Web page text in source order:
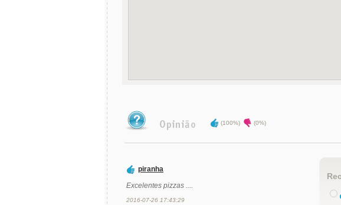
(100%) (0%)
piranha
Excelentes pizzas ....
2016-07-26 17:43:29